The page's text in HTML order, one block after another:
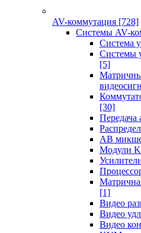
AV-коммутация [728]
Системы AV-
Система
Системы
[5]
[30]
Передача
АВ
Модули
[1]
Видео
Видео
Видео